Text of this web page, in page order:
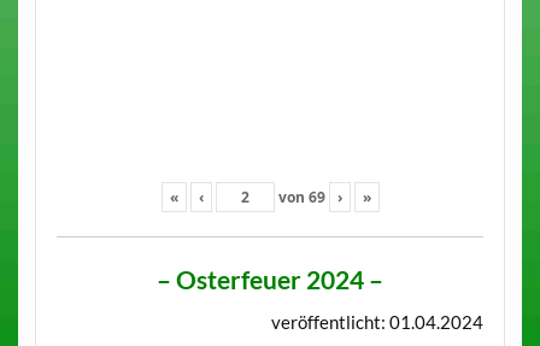
« ‹ von 69 › »
– Osterfeuer 2024 –
veröffentlicht: 01.04.2024